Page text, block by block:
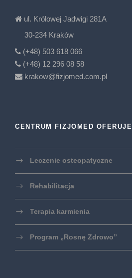
ul. Królowej Jadwigi 281A
30-234 Kraków
(+48) 503 618 066
(+48) 12 296 08 58
krakow@fizjomed.com.pl
CENTRUM FIZJOMED OFERUJE
Leczenie osteopatyczne
Rehabilitacja
Terapia karmienia
Program „Rosnę Zdrowo”